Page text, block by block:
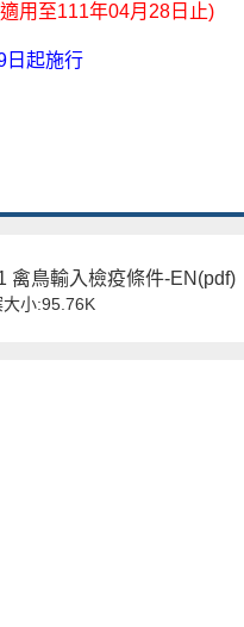
用至111年04月28日止)
日起施行
禽鳥輸入檢疫條件-EN(pdf)
大小:95.76K